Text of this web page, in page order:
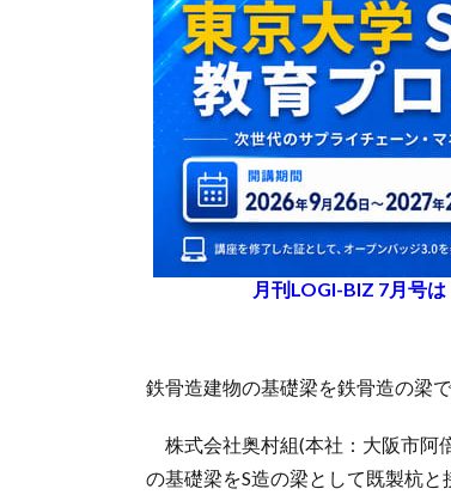
月刊LOGI-BIZ 7月号
鉄骨造建物の基礎梁を鉄骨造の梁
株式会社奥村組(本社：大阪市阿
の基礎梁をS造の梁として既製杭と